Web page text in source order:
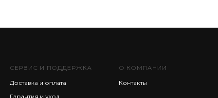
СЕРВИС И ПОДДЕРЖКА
Доставка и оплата
Гарантия и уход
О КОМПАНИИ
Контакты